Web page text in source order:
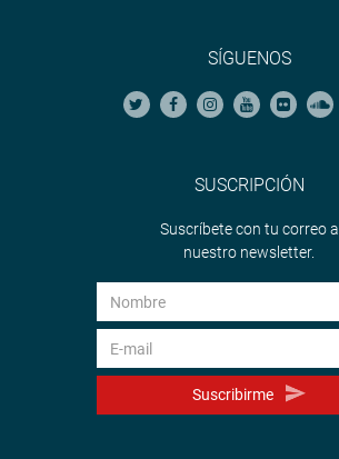
SÍGUENOS
SUSCRIPCIÓN
Suscríbete con tu correo a
nuestro newsletter.
Suscribirme